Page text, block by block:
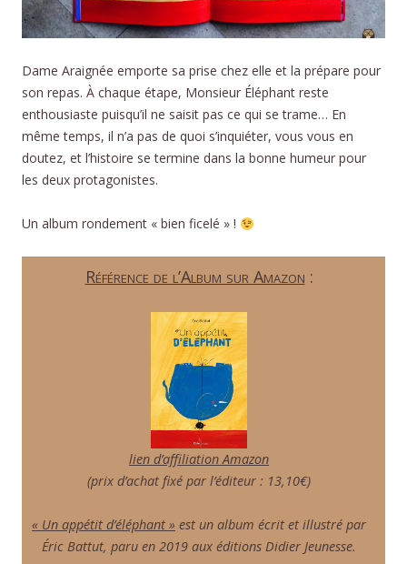
Dame Araignée emporte sa prise chez elle et la prépare pour
son repas. À chaque étape, Monsieur Éléphant reste
enthousiaste puisqu’il ne saisit pas ce qui se trame… En
même temps, il n’a pas de quoi s’inquiéter, vous vous en
doutez, et l’histoire se termine dans la bonne humeur pour
les deux protagonistes.
Un album rondement « bien ficelé » !
Référence de l’Album sur Amazon :
lien d’affiliation Amazon
(prix d’achat fixé par l’éditeur : 13,10€)
« Un appétit d’éléphant » est un album écrit et illustré par
Éric Battut, paru en 2019 aux éditions Didier Jeunesse.